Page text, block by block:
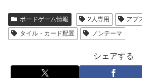
ボードゲーム情報 2人専用
アブ
タイル・カード配置
ノンテーマ
シェアする